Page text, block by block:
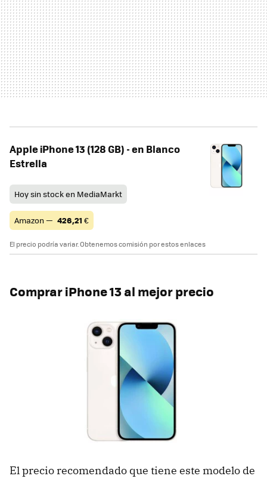
Apple iPhone 13 (128 GB) - en Blanco
Estrella
Hoy sin stock en MediaMarkt
Amazon — 426,21 €
El precio podría variar. Obtenemos comisión por estos enlaces
Comprar iPhone 13 al mejor precio
El precio recomendado que tiene este modelo de